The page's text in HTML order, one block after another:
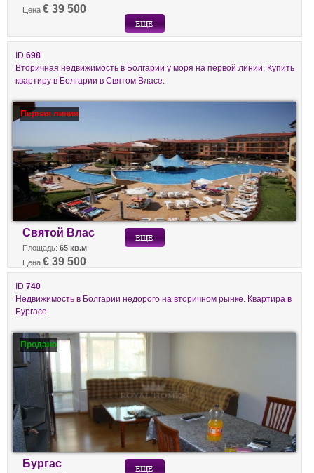
Цена € 39 500
ID 698
Вторичная недвижимость в Болгарии у моря на первой линии. Купить
квартиру в Болгарии в Святом Власе.
Первая линия
Святой Влас
Площадь: 65 кв.м
Цена € 39 500
ID 740
Недвижимость в Болгарии недорого на вторичном рынке. Квартира в
Бургасе.
Продано
Бургас